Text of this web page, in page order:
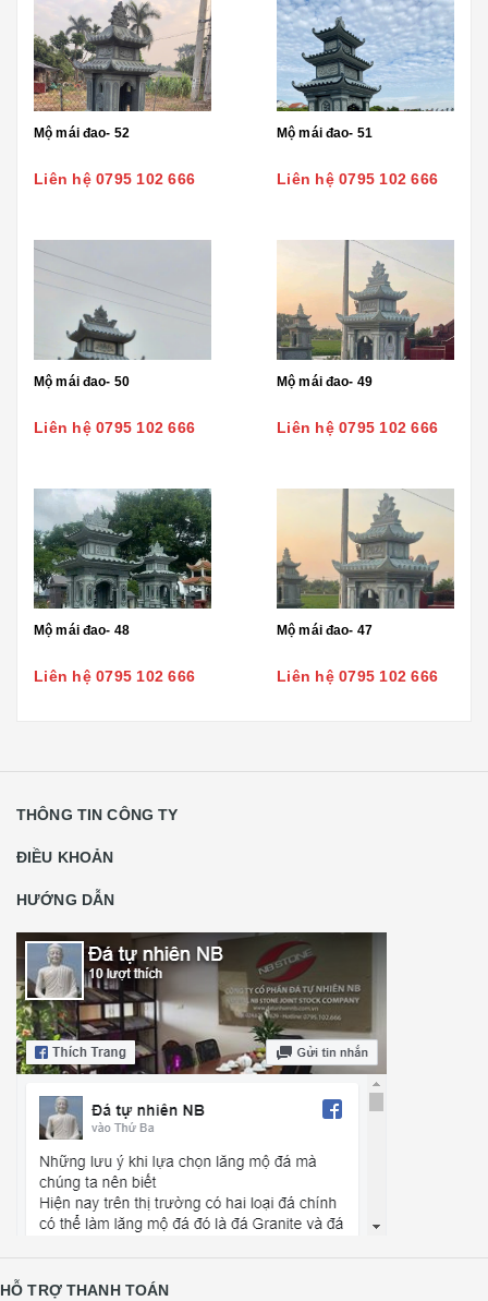
Mộ mái đao- 52
Liên hệ 0795 102 666
Mộ mái đao- 51
Liên hệ 0795 102 666
Mộ mái đao- 50
Liên hệ 0795 102 666
Mộ mái đao- 49
Liên hệ 0795 102 666
Mộ mái đao- 48
Liên hệ 0795 102 666
Mộ mái đao- 47
Liên hệ 0795 102 666
THÔNG TIN CÔNG TY
ĐIỀU KHOẢN
HƯỚNG DẪN
HỖ TRỢ THANH TOÁN